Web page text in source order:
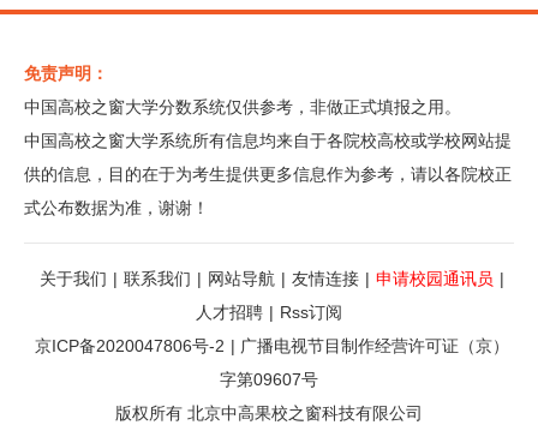
免责声明：
中国高校之窗大学分数系统仅供参考，非做正式填报之用。
中国高校之窗大学系统所有信息均来自于各院校高校或学校网站提
供的信息，目的在于为考生提供更多信息作为参考，请以各院校正
式公布数据为准，谢谢！
关于我们 | 联系我们 | 网站导航 | 友情连接 | 申请校园通讯员 |
人才招聘 | Rss订阅
京ICP备2020047806号-2 | 广播电视节目制作经营许可证（京）
字第09607号
版权所有 北京中高果校之窗科技有限公司